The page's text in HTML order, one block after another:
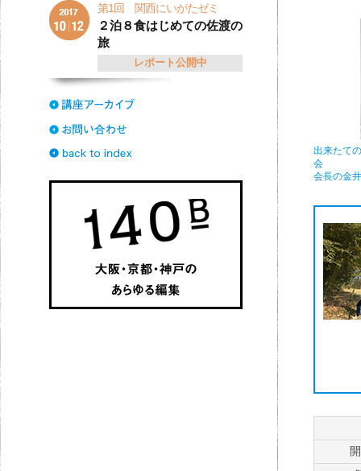
出来たて
会
会長の金
第1回 関西にいがたゼミ
２泊８食はじめての佐渡の
旅
レポート公開中